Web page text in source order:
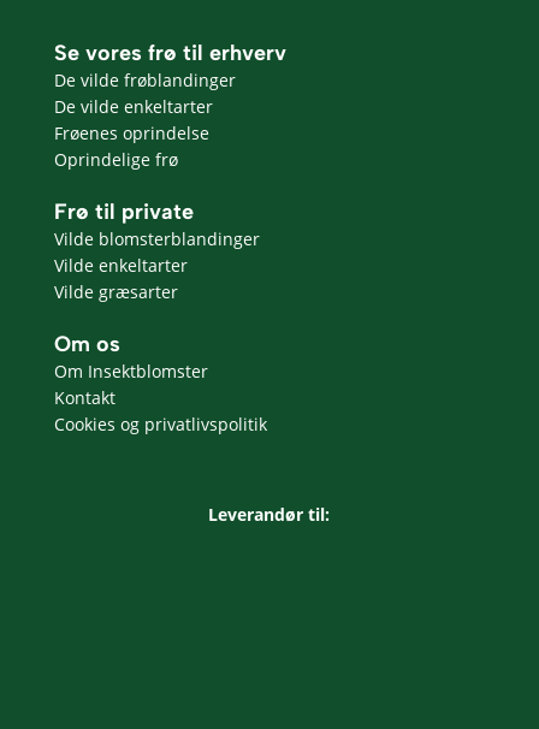
Se vores frø til erhverv
De vilde frøblandinger
De vilde enkeltarter
Frøenes oprindelse
Oprindelige frø
Frø til private
Vilde blomsterblandinger
Vilde enkeltarter
Vilde græsarter
Om os
Om Insektblomster
Kontakt
Cookies og privatlivspolitik
Leverandør til: